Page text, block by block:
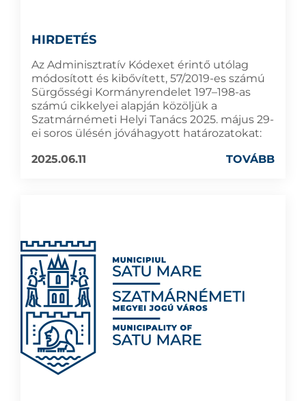
HIRDETÉS
Az Adminisztratív Kódexet érintő utólag
módosított és kibővített, 57/2019-es számú
Sürgősségi Kormányrendelet 197–198-as
számú cikkelyei alapján közöljük a
Szatmárnémeti Helyi Tanács 2025. május 29-
ei soros ülésén jóváhagyott határozatokat:
2025.06.11
TOVÁBB